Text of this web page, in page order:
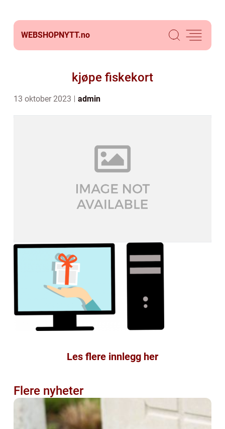
WEBSHOPNYTT.no
kjøpe fiskekort
13 oktober 2023 admin
Les flere innlegg her
Flere nyheter